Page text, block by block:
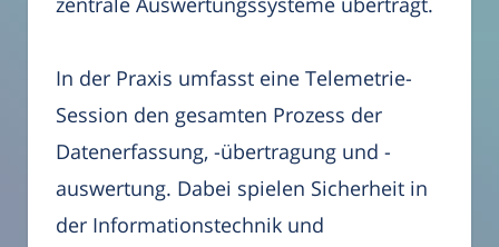
In der Praxis umfasst eine Telemetrie-
Session den gesamten Prozess der
Datenerfassung, -übertragung und -
auswertung. Dabei spielen Sicherheit in
der Informationstechnik und